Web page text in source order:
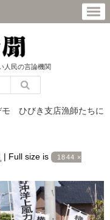
人民の言論機関
ひびき支店漁師たちに
| Full size is 1844 ×